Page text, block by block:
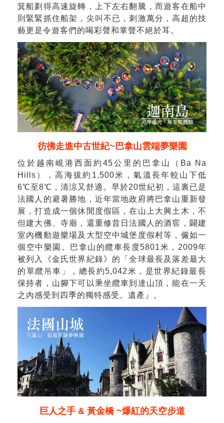
箕船劃得高速旋轉，上下左右翻騰，而遊客在船中
則緊緊抓住船架，尖叫不已，刺激萬分，高超的技
藝更是令遊客們的喝彩聲和掌聲不絕於耳。
彷彿走進中古世紀~巴拿山雲端夢樂園
位於越南峴港西面約45公里的巴拿山（Ba Na
Hills），高海拔約1,500米，氣溫長年較山下低
6℃至8℃，清涼又舒適。早於20世紀初，這裏已是
法國人的避暑勝地，近年當地政府將巴拿山重新發
展，打造成一個休閒度假區，在山上大興土木，不
但建大佛、寺廟，還重修昔日法國人的酒窖，闢建
室內機動遊樂場及大型空中城堡度假村等，儼如一
個空中樂園。巴拿山的纜車長度5801米，2009年
被列入《金氏世界紀錄》的「全球最長及落差最大
的單纜吊車」，總長約5,042米，是世界紀錄最長
保持者，山腳下可以乘坐纜車到達山頂，能在一天
之內感受到四季的獨特感受。遺產』。
巨人之手 & 黃金橋 ~爆紅的天空步道